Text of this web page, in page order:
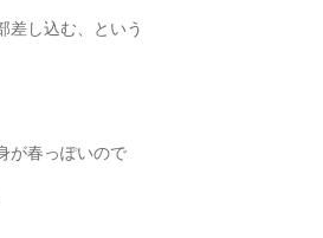
差し込む、という
が春っぽいので